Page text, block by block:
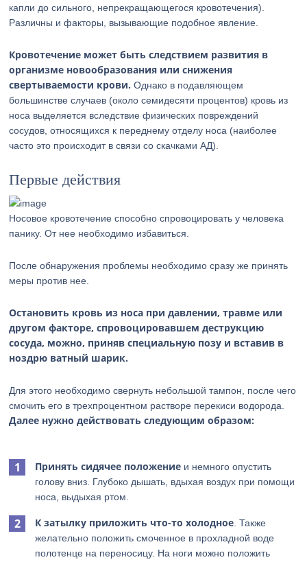
капли до сильного, непрекращающегося кровотечения).
Различны и факторы, вызывающие подобное явление.
Кровотечение может быть следствием развития в
организме новообразования или снижения
свертываемости крови. Однако в подавляющем
большинстве случаев (около семидесяти процентов) кровь из
носа выделяется вследствие физических повреждений
сосудов, относящихся к переднему отделу носа (наиболее
часто это происходит в связи со скачками АД).
Первые действия
Носовое кровотечение способно спровоцировать у человека
панику. От нее необходимо избавиться.
После обнаружения проблемы необходимо сразу же принять
меры против нее.
Остановить кровь из носа при давлении, травме или
другом факторе, спровоцировавшем деструкцию
сосуда, можно, приняв специальную позу и вставив в
ноздрю ватный шарик.
Для этого необходимо свернуть небольшой тампон, после чего
смочить его в трехпроцентном растворе перекиси водорода.
Далее нужно действовать следующим образом:
Принять сидячее положение и немного опустить
голову вниз. Глубоко дышать, вдыхая воздух при помощи
носа, выдыхая ртом.
К затылку приложить что-то холодное . Также
желательно положить смоченное в прохладной воде
полотенце на переносицу. На ноги можно положить